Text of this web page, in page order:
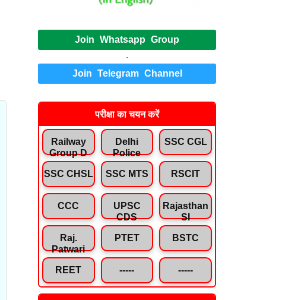
Join Whatsapp Group
.
Join Telegram Channel
परीक्षा का चयन करें
Railway
Group D
Delhi
Police
SSC CGL
SSC CHSL SSC MTS RSCIT
CCC
UPSC
CDS
Rajasthan
SI
Raj.
Patwari
PTET BSTC
REET ----- -----